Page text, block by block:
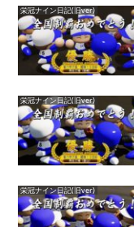
栄冠ナイン日記(旧ver)
栄冠ナイン日記(旧ver)
栄冠ナイン日記(旧ver)